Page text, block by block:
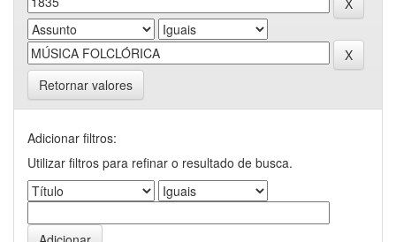
Retornar valores
Adicionar filtros:
Utilizar filtros para refinar o resultado de busca.